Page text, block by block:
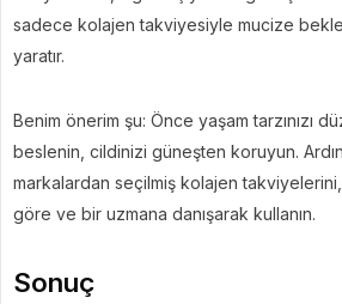
sadece kolajen takviyesiyle mucize
yaratır.
Benim önerim şu: Önce yaşam tarzınızı
beslenin, cildinizi güneşten koruyun.
markalardan seçilmiş kolajen takviyelerini,
göre ve bir uzmana danışarak kullanın.
Sonuç